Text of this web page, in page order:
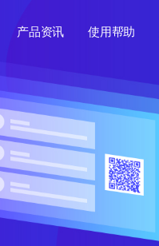
产品资讯 使用帮助